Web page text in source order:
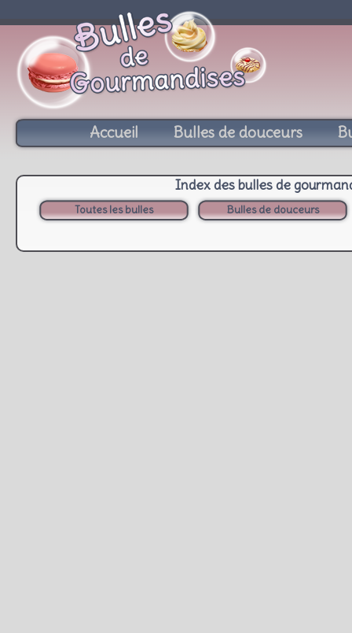
Accueil Bulles de douceurs
Index des bulles de
Toutes les bulles Bulles de douceurs